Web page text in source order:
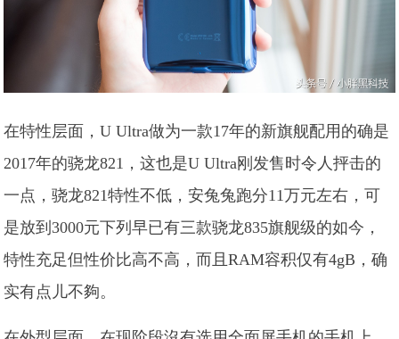
在特性层面，U Ultra做为一款17年的新旗舰配用的确是
2017年的骁龙821，这也是U Ultra刚发售时令人抨击的
一点，骁龙821特性不低，安兔兔跑分11万元左右，可
是放到3000元下列早已有三款骁龙835旗舰级的如今，
特性充足但性价比高不高，而且RAM容积仅有4gB，确
实有点儿不夠。